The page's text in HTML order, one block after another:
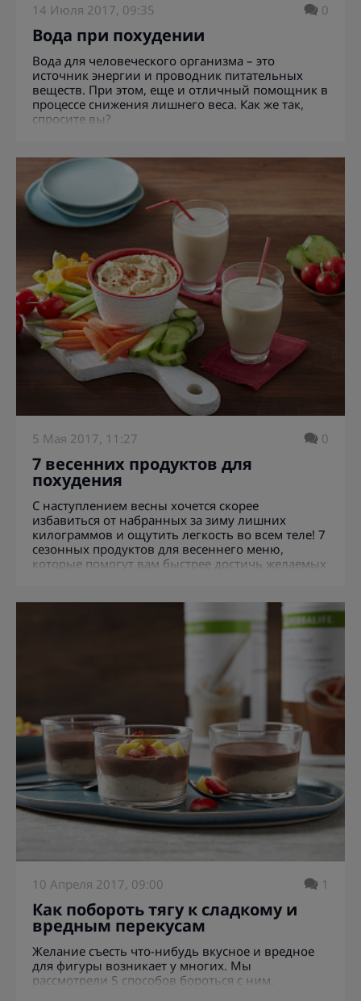
14 Июля 2017, 09:35 0
Вода при похудении
Вода для человеческого организма – это
источник энергии и проводник питательных
веществ. При этом, еще и отличный помощник в
процессе снижения лишнего веса. Как же так,
спросите вы?
5 Мая 2017, 11:27 0
7 весенних продуктов для
похудения
С наступлением весны хочется скорее
избавиться от набранных за зиму лишних
килограммов и ощутить легкость во всем теле! 7
сезонных продуктов для весеннего меню,
которые помогут вам быстрее достичь желаемых
10 Апреля 2017, 09:00 1
Как побороть тягу к сладкому и
вредным перекусам
Желание съесть что-нибудь вкусное и вредное
для фигуры возникает у многих. Мы
рассмотрели 5 способов бороться с ним.